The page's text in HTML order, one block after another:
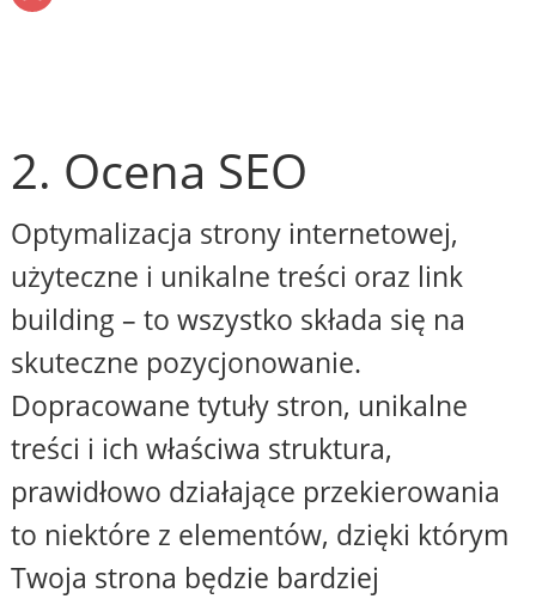
2. Ocena SEO
Optymalizacja strony internetowej,
użyteczne i unikalne treści oraz link
building – to wszystko składa się na
skuteczne pozycjonowanie.
Dopracowane tytuły stron, unikalne
treści i ich właściwa struktura,
prawidłowo działające przekierowania
to niektóre z elementów, dzięki którym
Twoja strona będzie bardziej